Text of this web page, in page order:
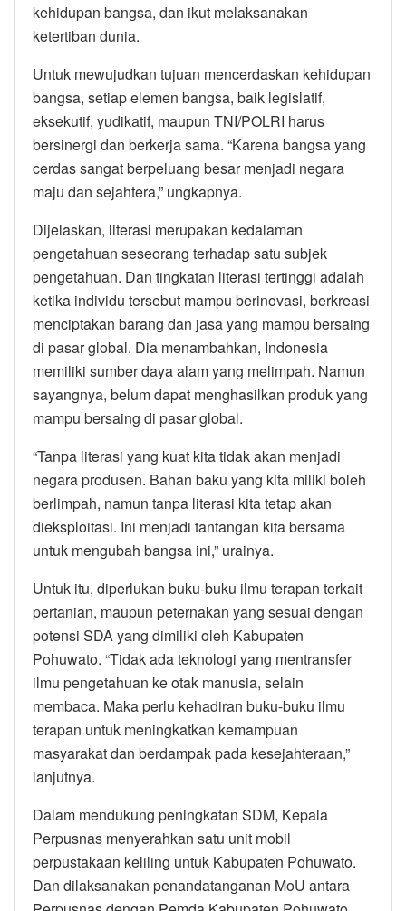
kehidupan bangsa, dan ikut melaksanakan
ketertiban dunia.
Untuk mewujudkan tujuan mencerdaskan kehidupan
bangsa, setiap elemen bangsa, baik legislatif,
eksekutif, yudikatif, maupun TNI/POLRI harus
bersinergi dan berkerja sama. “Karena bangsa yang
cerdas sangat berpeluang besar menjadi negara
maju dan sejahtera,” ungkapnya.
Dijelaskan, literasi merupakan kedalaman
pengetahuan seseorang terhadap satu subjek
pengetahuan. Dan tingkatan literasi tertinggi adalah
ketika individu tersebut mampu berinovasi, berkreasi
menciptakan barang dan jasa yang mampu bersaing
di pasar global. Dia menambahkan, Indonesia
memiliki sumber daya alam yang melimpah. Namun
sayangnya, belum dapat menghasilkan produk yang
mampu bersaing di pasar global.
“Tanpa literasi yang kuat kita tidak akan menjadi
negara produsen. Bahan baku yang kita miliki boleh
berlimpah, namun tanpa literasi kita tetap akan
dieksploitasi. Ini menjadi tantangan kita bersama
untuk mengubah bangsa ini,” urainya.
Untuk itu, diperlukan buku-buku ilmu terapan terkait
pertanian, maupun peternakan yang sesuai dengan
potensi SDA yang dimiliki oleh Kabupaten
Pohuwato. “Tidak ada teknologi yang mentransfer
ilmu pengetahuan ke otak manusia, selain
membaca. Maka perlu kehadiran buku-buku ilmu
terapan untuk meningkatkan kemampuan
masyarakat dan berdampak pada kesejahteraan,”
lanjutnya.
Dalam mendukung peningkatan SDM, Kepala
Perpusnas menyerahkan satu unit mobil
perpustakaan keliling untuk Kabupaten Pohuwato.
Dan dilaksanakan penandatanganan MoU antara